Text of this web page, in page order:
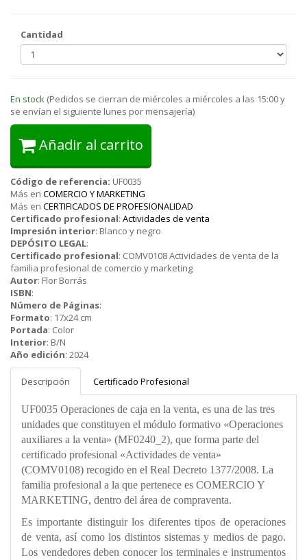
Cantidad
En stock (Pedidos se cierran de miércoles a miércoles a las 15:00 y
se envían el siguiente lunes por mensajería)
Añadir al carrito
Código de referencia: UF0035
Más en COMERCIO Y MARKETING
Más en CERTIFICADOS DE PROFESIONALIDAD
Certificado profesional: Actividades de venta
Impresión interior: Blanco y negro
DEPÓSITO LEGAL:
Certificado profesional: COMV0108 Actividades de venta de la
familia profesional de comercio y marketing
Autor: Flor Borrás
ISBN:
Número de Páginas:
Formato: 17x24 cm
Portada: Color
Interior: B/N
Año edición: 2024
Descripción Certificado Profesional
UF0035 Operaciones de caja en la venta, es una de las tres
unidades que constituyen el módulo formativo «Operaciones
auxiliares a la venta» (MF0240_2), que forma parte del
certificado profesional «Actividades de venta»
(COMV0108) recogido en el Real Decreto 1377/2008. La
familia profesional a la que pertenece es COMERCIO Y
MARKETING, dentro del área de compraventa.
Es importante distinguir los diferentes tipos de operaciones
de venta, así como los distintos sistemas y medios de pago.
Los vendedores deben conocer los terminales e instrumentos